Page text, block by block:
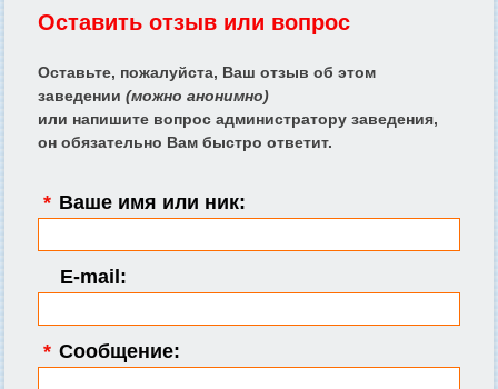
Оставить отзыв или вопрос
Оставьте, пожалуйста, Ваш отзыв об этом
заведении (можно анонимно)
или напишите вопрос администратору заведения,
он обязательно Вам быстро ответит.
* Ваше имя или ник:
E-mail:
* Сообщение: